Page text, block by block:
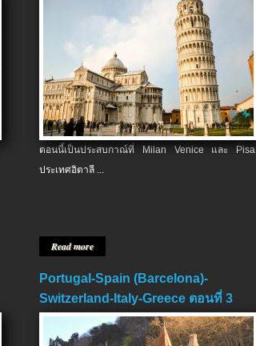
ตอนนี้เป็นประสบกาณ์ที่ Milan Venice และ Pisa
ประเทศอิตาลี ...
Read more
Portugal-Spain (Barcelona)-
Switzerland-Italy-Greece ตอนที่ 3